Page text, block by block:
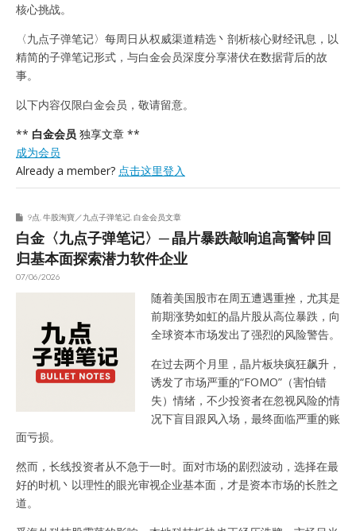
核心挑战。
〈九点子弹笔记〉每周日从权威渠道精选丶剖析核心财经讯息，以
精简的子弹笔记形式，与白金会员深度分享潜伏在数据背后的故
事。
以下内容仅限白金会员，敬请留意。
** 白金会员 独享文章 **
成为会员
Already a member? 点击这里登入
9点 牛股淘寶／九点子弹笔记 白金会员文章
白金〈九点子弹笔记〉─ 晶片暴跌敲响追高警钟 回
归基本面探索潜力软件企业
07/06/2026
随着美国股市在周五遭遇重挫，尤其是
前期涨势如虹的晶片股从高位暴跌，向
全球资本市场发出了强烈的风险警告。
在过去两个月里，晶片板块疯狂飙升，
诱发了市场严重的“FOMO”（害怕错
失）情绪，不少投资者在忽视风险的情
况下盲目跟风入场，最终面临严重的账
面亏损。
然而，长线投资者从不急于一时。面对市场的剧烈波动，选择在最
好的时机丶以理性的眼光审视企业基本面，才是资本市场的长胜之
道。